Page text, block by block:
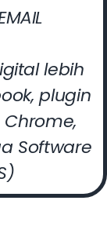
lebih
plugin
Chrome,
Software